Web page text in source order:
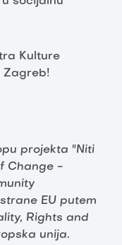
Kulture
Zagreb!
projekta "Niti
Change -
EU putem
Rights and
unija.